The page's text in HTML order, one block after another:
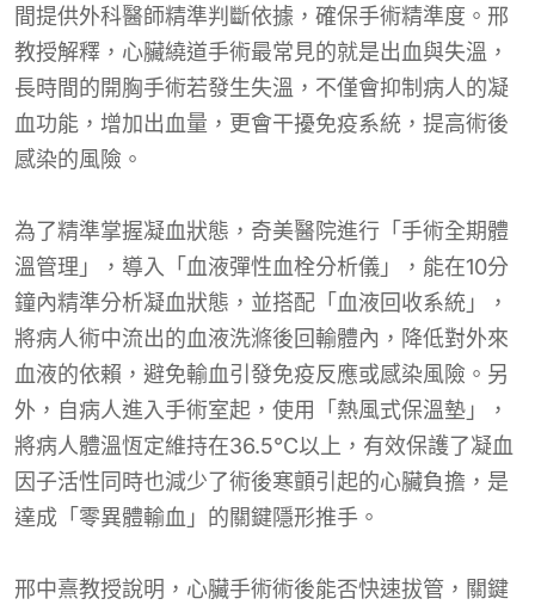
間提供外科醫師精準判斷依據，確保手術精準度。邢
教授解釋，心臟繞道手術最常見的就是出血與失溫，
長時間的開胸手術若發生失溫，不僅會抑制病人的凝
血功能，增加出血量，更會干擾免疫系統，提高術後
感染的風險。
為了精準掌握凝血狀態，奇美醫院進行「手術全期體
溫管理」，導入「血液彈性血栓分析儀」，能在10分
鐘內精準分析凝血狀態，並搭配「血液回收系統」，
將病人術中流出的血液洗滌後回輸體內，降低對外來
血液的依賴，避免輸血引發免疫反應或感染風險。另
外，自病人進入手術室起，使用「熱風式保溫墊」，
將病人體溫恆定維持在36.5°C以上，有效保護了凝血
因子活性同時也減少了術後寒顫引起的心臟負擔，是
達成「零異體輸血」的關鍵隱形推手。
邢中熹教授說明，心臟手術術後能否快速拔管，關鍵